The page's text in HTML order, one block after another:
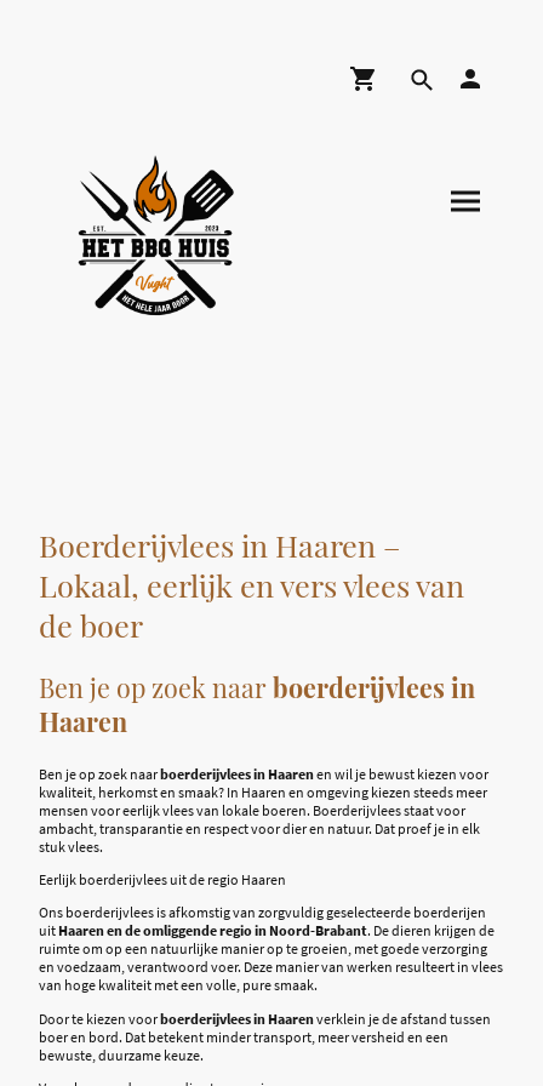
Boerderijvlees in Haaren –
Lokaal, eerlijk en vers vlees van
de boer
Ben je op zoek naarboerderijvlees in
Haaren
Ben je op zoek naarboerderijvlees in Haarenen wil je bewust kiezen voor
kwaliteit, herkomst en smaak? In Haaren en omgeving kiezen steeds meer
mensen voor eerlijk vlees van lokale boeren. Boerderijvlees staat voor
ambacht, transparantie en respect voor dier en natuur. Dat proef je in elk
stuk vlees.
Eerlijk boerderijvlees uit de regio Haaren
Ons boerderijvlees is afkomstig van zorgvuldig geselecteerde boerderijen
uit Haaren en de omliggende regio in Noord-Brabant. De dieren krijgen de
ruimte om op een natuurlijke manier op te groeien, met goede verzorging
en voedzaam, verantwoord voer. Deze manier van werken resulteert in vlees
van hoge kwaliteit met een volle, pure smaak.
Door te kiezen voorboerderijvlees in Haarenverklein je de afstand tussen
boer en bord. Dat betekent minder transport, meer versheid en een
bewuste, duurzame keuze.